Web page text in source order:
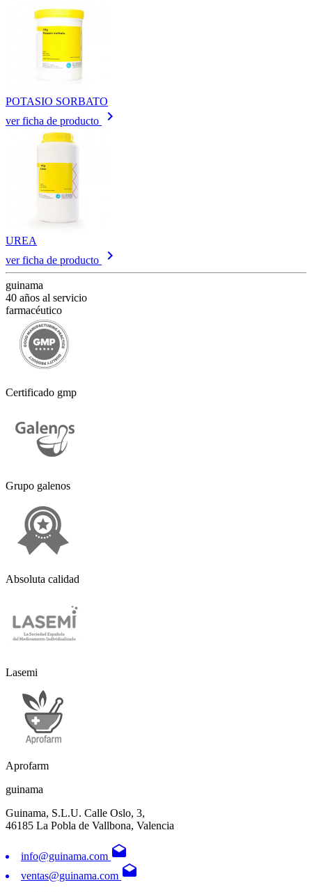
POTASIO SORBATO
ver ficha de producto
keyboard_arrow_right
UREA
ver ficha de producto
keyboard_arrow_right
guinama
40 años al servicio
farmacéutico
Certificado gmp
Grupo galenos
Absoluta calidad
Lasemi
Aprofarm
guinama
Guinama, S.L.U. Calle Oslo, 3,
46185 La Pobla de Vallbona, Valencia
info@guinama.com drafts
ventas@guinama.com drafts